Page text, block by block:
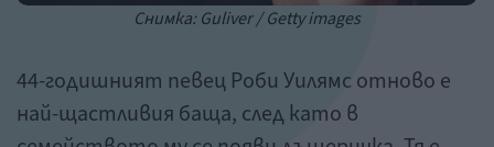
Снимка: Guliver / Getty images
44-годишният певец Роби Уилямс отново е
най-щастливия баща, след като в